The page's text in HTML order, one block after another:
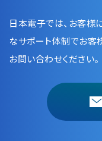
日本電子では、お客様
なサポート体制でお客
お問い合わせください。